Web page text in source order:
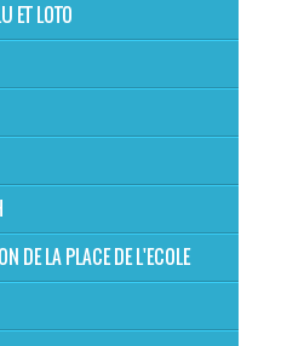
ET LOTO
DE LA PLACE DE L'ECOLE